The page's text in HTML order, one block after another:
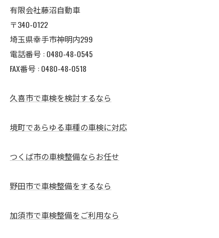
有限会社藤沼自動車
〒340-0122
埼玉県幸手市神明内299
電話番号 : 0480-48-0545
FAX番号 : 0480-48-0518
久喜市で車検を検討するなら
境町であらゆる車種の車検に対応
つくば市の車検整備ならお任せ
野田市で車検整備をするなら
加須市で車検整備をご利用なら